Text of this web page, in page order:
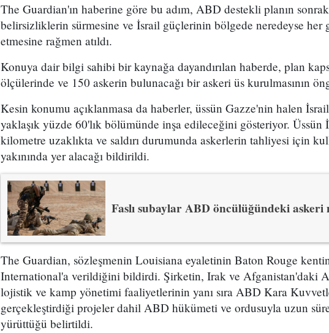
The Guardian'ın haberine göre bu adım, ABD destekli planın
belirsizliklerin sürmesine ve İsrail güçlerinin bölgede neredeyse her
etmesine rağmen atıldı.
Konuya dair bilgi sahibi bir kaynağa dayandırılan haberde, plan
ölçülerinde ve 150 askerin bulunacağı bir askeri üs kurulmasının
Kesin konumu açıklanmasa da haberler, üssün Gazze'nin halen
yaklaşık yüzde 60'lık bölümünde inşa edileceğini gösteriyor. Üssün
kilometre uzaklıkta ve saldırı durumunda askerlerin tahliyesi için
yakınında yer alacağı bildirildi.
Faslı subaylar ABD öncülüğündeki askeri
The Guardian, sözleşmenin Louisiana eyaletinin Baton Rouge
International'a verildiğini bildirdi. Şirketin, Irak ve Afganistan'daki
lojistik ve kamp yönetimi faaliyetlerinin yanı sıra ABD Kara
gerçekleştirdiği projeler dahil ABD hükümeti ve ordusuyla uzun
yürüttüğü belirtildi.